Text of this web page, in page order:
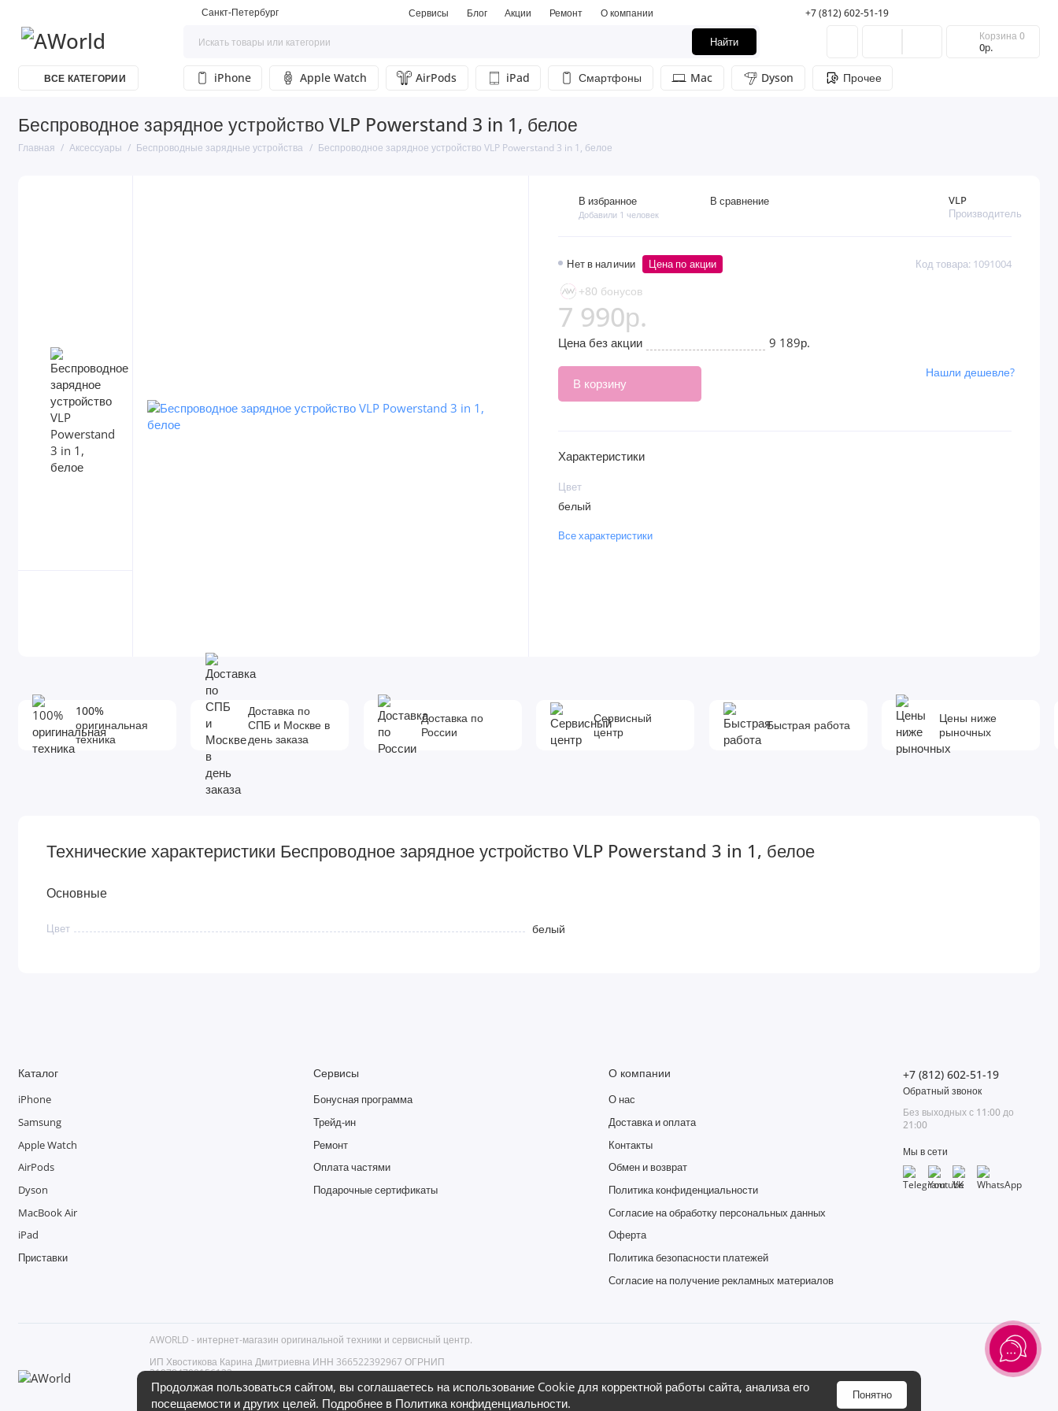
Санкт-Петербург Сервисы Блог Акции Ремонт О компании +7 (812) 602-51-19
Найти Корзина 0
0р.
ВСЕ КАТЕГОРИИ iPhone Apple Watch AirPods iPad Смартфоны Mac Dyson Прочее
Беспроводное зарядное устройство VLP Powerstand 3 in 1, белое
Главная Аксессуары Беспроводные зарядные устройства Беспроводное зарядное устройство VLP Powerstand 3 in 1, белое
Нет в наличии Код товара: 1091004
Цена по акции
VLP
Производитель
+80 бонусов
7 990р.
Цена без акции 9 189р.
В корзину
Нашли дешевле?
В избранное
Добавили 1 человек
В сравнение
Характеристики
Цвет
белый
Все характеристики
100%
оригинальная
техника
Доставка по
СПБ и Москве в
день заказа
Доставка по
России
Сервисный
центр
Быстрая работа
Цены ниже
рыночных
Технические характеристики Беспроводное зарядное устройство VLP Powerstand 3 in 1, белое
Основные
Цвет белый
Продолжая пользоваться сайтом, вы соглашаетесь на использование Cookie для корректной работы сайта, анализа его
посещаемости и других целей. Подробнее в Политика конфиденциальности.
Понятно
Каталог
iPhone
Samsung
Apple Watch
AirPods
Dyson
MacBook Air
iPad
Приставки
Сервисы
Бонусная программа
Трейд-ин
Ремонт
Оплата частями
Подарочные сертификаты
О компании
О нас
Доставка и оплата
Контакты
Обмен и возврат
Политика конфиденциальности
Согласие на обработку персональных данных
Оферта
Политика безопасности платежей
Согласие на получение рекламных материалов
+7 (812) 602-51-19
Обратный звонок
Без выходных с 11:00 до
21:00
Мы в сети
AWORLD - интернет-магазин оригинальной техники и сервисный центр.
ИП Хвостикова Карина Дмитриевна ИНН 366522392967 ОГРНИП
319784700156123
Российская Федерация, 194361, г. Санкт-Петербург, ул. Гончарная, д. 18 , тел.
+7 (812) 602-51-19, моб. +7 (950) 220-87-69